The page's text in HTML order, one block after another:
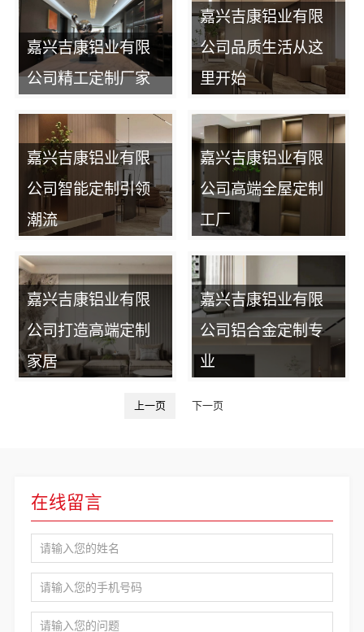
嘉兴吉康铝业有限
公司精工定制厂家
嘉兴吉康铝业有限
公司品质生活从这
里开始
嘉兴吉康铝业有限
公司智能定制引领
潮流
嘉兴吉康铝业有限
公司高端全屋定制
工厂
嘉兴吉康铝业有限
公司打造高端定制
家居
嘉兴吉康铝业有限
公司铝合金定制专
业
上一页 下一页
在线留言